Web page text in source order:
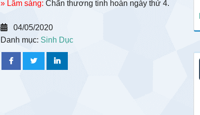
» Lâm sàng: Chấn thương tinh hoàn ngày thứ 4.
04/05/2020
Danh mục: Sinh Dục